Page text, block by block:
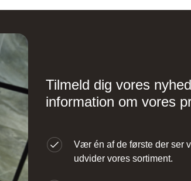
Tilmeld dig vores
information om vores
Vær én af de første der ser
udvider vores sortiment.
Designa – Århus
Agerøvejk 27A, 8381 Tilst,
Danmark